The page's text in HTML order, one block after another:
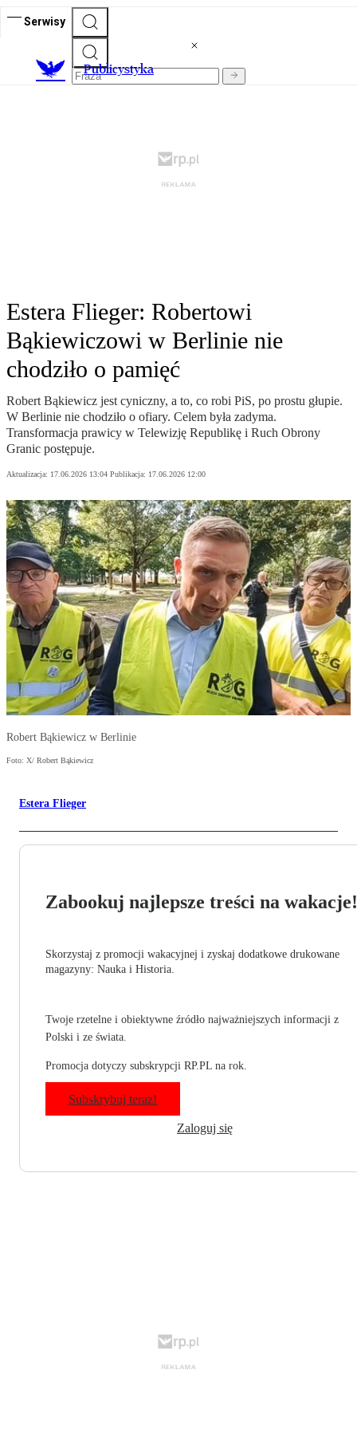
Serwisy
Publicystyka
Estera Flieger: Robertowi
Bąkiewiczowi w Berlinie nie
chodziło o pamięć
Robert Bąkiewicz jest cyniczny, a to, co robi PiS, po prostu głupie.
W Berlinie nie chodziło o ofiary. Celem była zadyma.
Transformacja prawicy w Telewizję Republikę i Ruch Obrony
Granic postępuje.
Aktualizacja: 17.06.2026 13:04 Publikacja: 17.06.2026 12:00
Robert Bąkiewicz w Berlinie
Foto: X/ Robert Bąkiewicz
Estera Flieger
Zabookuj najlepsze treści na wakacje!
Skorzystaj z promocji wakacyjnej i zyskaj dodatkowe drukowane
magazyny: Nauka i Historia.
Twoje rzetelne i obiektywne źródło najważniejszych informacji z
Polski i ze świata.
Promocja dotyczy subskrypcji RP.PL na rok.
Subskrybuj teraz!
Zaloguj się